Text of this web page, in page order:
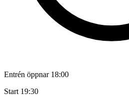
Entrén öppnar 18:00
Start 19:30